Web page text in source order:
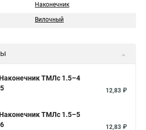
Наконечник
Вилочный
ТМЛс 1.5–4
12,83 ₽
ТМЛс 1.5–5
12,83 ₽